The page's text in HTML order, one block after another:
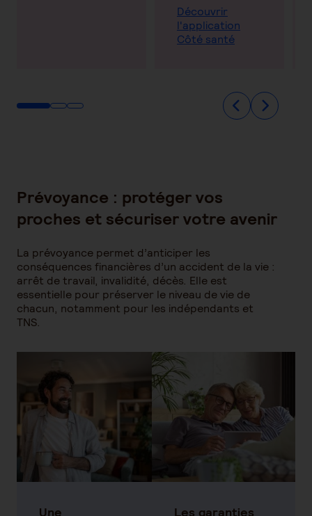
Découvrir
l'application
Côté santé
Prévoyance : protéger vos
proches et sécuriser votre avenir
La prévoyance permet d’anticiper les
conséquences financières d’un accident de la vie :
arrêt de travail, invalidité, décès. Elle est
essentielle pour préserver le niveau de vie de
chacun, notamment pour les indépendants et
TNS.
Une Les garanties